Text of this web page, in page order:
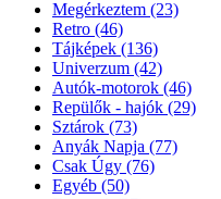
Megérkeztem (23)
Retro (46)
Tájképek (136)
Univerzum (42)
Autók-motorok (46)
Repülők - hajók (29)
Sztárok (73)
Anyák Napja (77)
Csak Úgy (76)
Egyéb (50)